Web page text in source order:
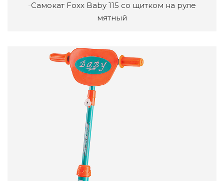
​Самокат Foxx Baby 115 со щитком на руле
мятный